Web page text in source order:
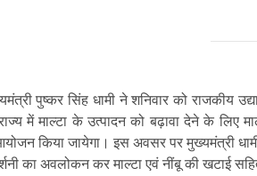
पुष्कर सिंह धामी ने शनिवार को राजकीय
में माल्टा के उत्पादन को बढ़ावा देने के लिए
किया जायेगा। इस अवसर पर मुख्यमंत्री
का अवलोकन कर माल्टा एवं नींबू की खटाई